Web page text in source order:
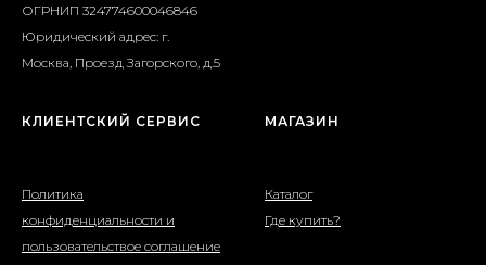
ОГРНИП 324774600046846
Юридический адрес: г.
Москва, Проезд Загорского, д.5
КЛИЕНТСКИЙ СЕРВИС
Политика
конфиденциальности и
пользовательствое соглашение
МАГАЗИН
Каталог
Где купить?